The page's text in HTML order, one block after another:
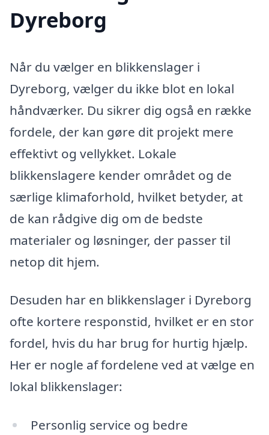
Dyreborg
Når du vælger en blikkenslager i
Dyreborg, vælger du ikke blot en lokal
håndværker. Du sikrer dig også en række
fordele, der kan gøre dit projekt mere
effektivt og vellykket. Lokale
blikkenslagere kender området og de
særlige klimaforhold, hvilket betyder, at
de kan rådgive dig om de bedste
materialer og løsninger, der passer til
netop dit hjem.
Desuden har en blikkenslager i Dyreborg
ofte kortere responstid, hvilket er en stor
fordel, hvis du har brug for hurtig hjælp.
Her er nogle af fordelene ved at vælge en
lokal blikkenslager:
Personlig service og bedre